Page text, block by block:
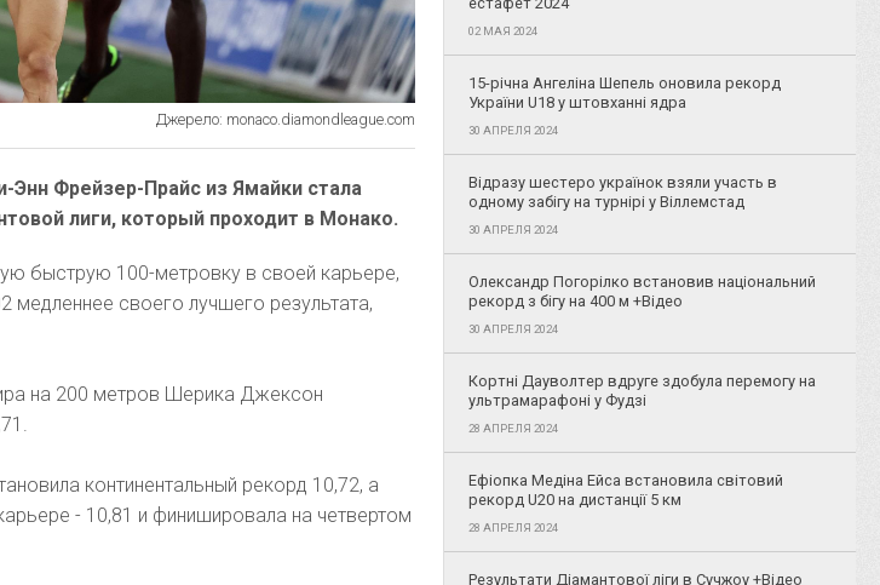
Джерело: monaco.diamondleague.com
Фрейзер-Прайс из Ямайки стала
лиги, который проходит в Монако.
быструю 100-метровку в своей карьере,
медленнее своего лучшего результата,
на 200 метров Шерика Джексон
континентальный рекорд 10,72, а
- 10,81 и финишировала на четвертом
02 МАЯ 2024
15-річна Ангеліна Шепель оновила рекорд
України U18 у штовханні ядра
30 АПРЕЛЯ 2024
Відразу шестеро українок взяли участь в
одному забігу на турнірі у Віллемстад
30 АПРЕЛЯ 2024
Олександр Погорілко встановив національний
рекорд з бігу на 400 м +Відео
30 АПРЕЛЯ 2024
Кортні Дауволтер вдруге здобула перемогу на
ультрамарафоні у Фудзі
28 АПРЕЛЯ 2024
Ефіопка Медіна Ейса встановила світовий
рекорд U20 на дистанції 5 км
28 АПРЕЛЯ 2024
Результати Діамантової ліги в Сучжоу +Відео